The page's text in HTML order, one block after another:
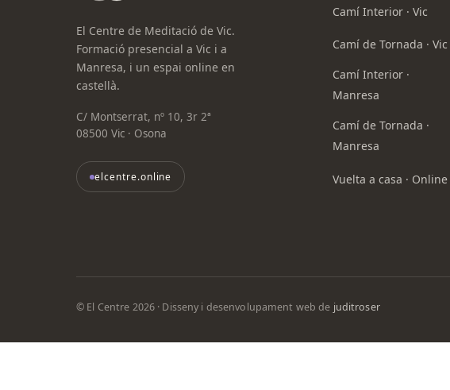
El Centre de Meditació de Vic.
Formació presencial a Vic i a
Manresa, i un espai online en
castellà.
C/ Montserrat, nº 10, 3r 2ª
08500 Vic · Osona
elcentre.online
Camí Interior · Vic
Camí de Tornada · Vic
Camí Interior ·
Manresa
Camí de Tornada ·
Manresa
Vuelta a casa · Online
© El Centre 2026 · Disseny i desenvolupament web de juditroser